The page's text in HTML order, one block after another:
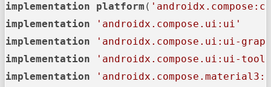
implementation
platform (
implementation
'androidx.compose.ui:ui'
implementation
'androidx.compose.ui:ui-
implementation
'androidx.compose.ui:ui-
implementation